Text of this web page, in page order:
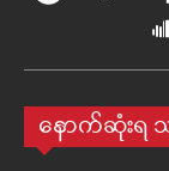
နောက်ဆုံးရ သ